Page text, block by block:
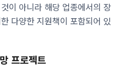
이 아니라 해당 업종에서의 장
다양한 지원책이 포함되어 있
프로젝트